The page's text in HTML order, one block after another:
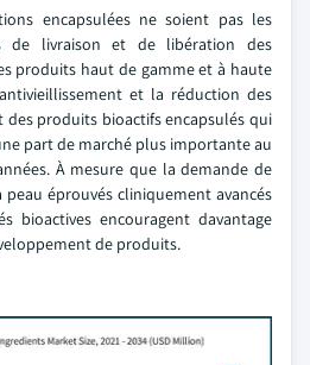
encapsulées ne soient pas les
de livraison et de libération des
produits haut de gamme et à haute
et la réduction des
produits bioactifs encapsulés qui
part de marché plus importante au
À mesure que la demande de
éprouvés cliniquement avancés
bioactives encouragent davantage
de produits.